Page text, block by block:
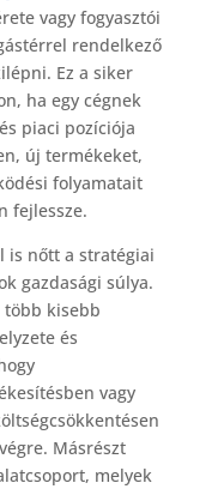
vagy fogyasztói
rendelkező
Ez a siker
ha egy cégnek
piaci pozíciója
új termékeket,
folyamatait
fejlessze.
is nőtt a stratégiai
gazdasági súlya.
több kisebb
és
vagy
Másrészt
melyek